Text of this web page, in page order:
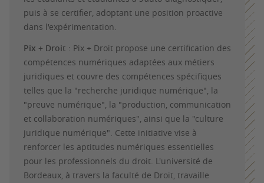
puis à se certifier, adoptant une position proactive
dans l'expérimentation.
Pix + Droit : Pix + Droit propose une certification des
compétences numériques adaptées aux métiers
juridiques et couvre des compétences spécifiques
telles que la "recherche juridique numérique", la
"preuve numérique", la "production, communication
et collaboration numériques", ainsi que la "culture
juridique numérique". Cette initiative vise à
renforcer les aptitudes numériques essentielles
pour les professionnels du droit. L'université de
Bordeaux, à travers la faculté de Droit, travaille